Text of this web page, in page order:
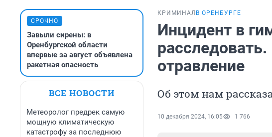
СРОЧНО
Завыли сирены: в
Оренбургской области
впервые за август объявлена
ракетная опасность
ВСЕ НОВОСТИ
Метеоролог предрек самую
мощную климатическую
катастрофу за последнюю
КРИМИНАЛ В ОРЕНБУРГЕ
Инцидент в
отравление
Об этом нам
10 декабря 2024, 16:05 1 766